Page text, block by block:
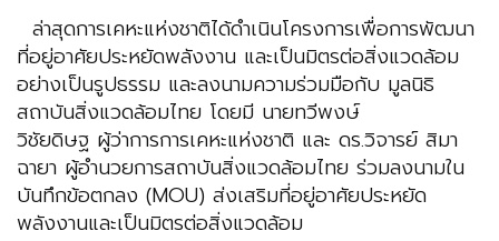
ล่าสุดการเคหะแห่งชาติได้ดำเนินโครงการเพื่อการพัฒนา
ที่อยู่อาศัยประหยัดพลังงาน และเป็นมิตรต่อสิ่งแวดล้อม
อย่างเป็นรูปธรรม และลงนามความร่วมมือกับ มูลนิธิ
สถาบันสิ่งแวดล้อมไทย โดยมี นายทวีพงษ์
วิชัยดิษฐ ผู้ว่าการการเคหะแห่งชาติ และ ดร.วิจารย์ สิมา
ฉายา ผู้อำนวยการสถาบันสิ่งแวดล้อมไทย ร่วมลงนามใน
บันทึกข้อตกลง (MOU) ส่งเสริมที่อยู่อาศัยประหยัด
พลังงานและเป็นมิตรต่อสิ่งแวดล้อม